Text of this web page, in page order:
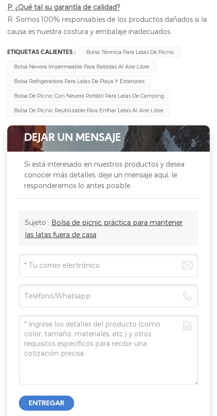
P: ¿Qué tal su garantía de calidad?
R: Somos 100% responsables de los productos dañados si la
causa es nuestra costura y embalaje inadecuados.
ETIQUETAS CALIENTES : Bolsa Térmica Para Latas De Picnic
Bolsa Nevera Impermeable Para Bebidas Al Aire Libre
Bolsa Refrigeradora Para Latas De Playa Y Exteriores
Bolsa De Picnic Con Nevera Portátil Para Latas De Camping
Bolsa De Picnic Reutilizable Para Enfriar Latas Al Aire Libre
DEJAR UN MENSAJE
Si está interesado en nuestros productos y desea
conocer más detalles, deje un mensaje aquí, le
responderemos lo antes posible.
Sujeto : Bolsa de picnic práctica para mantener
las latas fuera de casa
ENTREGAR